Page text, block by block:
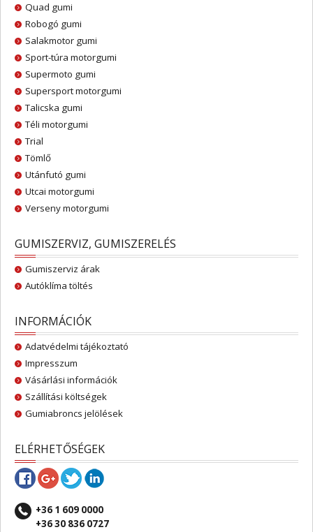
Quad gumi
Robogó gumi
Salakmotor gumi
Sport-túra motorgumi
Supermoto gumi
Supersport motorgumi
Talicska gumi
Téli motorgumi
Trial
Tömlő
Utánfutó gumi
Utcai motorgumi
Verseny motorgumi
GUMISZERVIZ, GUMISZERELÉS
Gumiszerviz árak
Autóklíma töltés
INFORMÁCIÓK
Adatvédelmi tájékoztató
Impresszum
Vásárlási információk
Szállítási költségek
Gumiabroncs jelölések
ELÉRHETŐSÉGEK
+36 1 609 0000
+36 30 836 0727